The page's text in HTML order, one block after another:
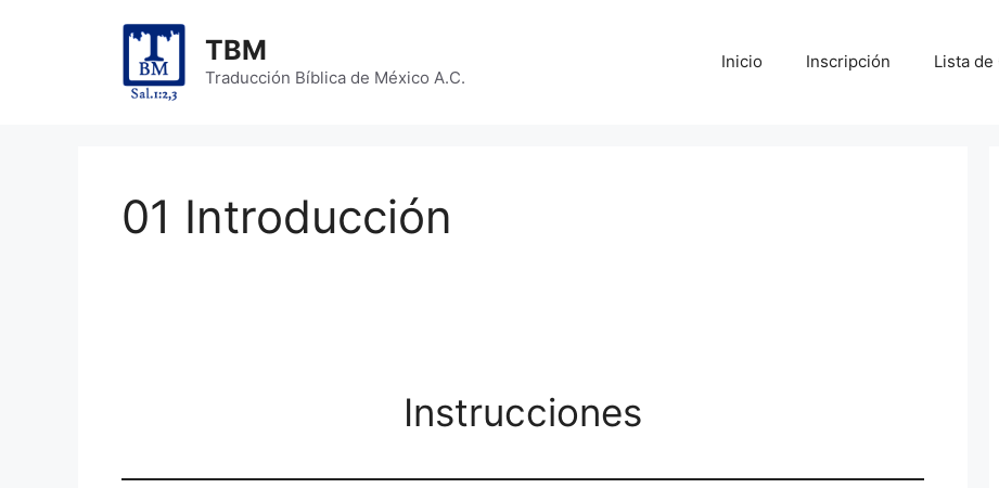
TBM
Traducción Bíblica de México A.C.
Inicio Inscripción Lista de
01 Introducción
Instrucciones